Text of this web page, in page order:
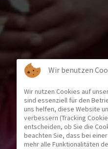
Wir benutzen
Wir nutzen Cookies auf
sind essenziell für den
uns helfen, diese Website
verbessern (Tracking
entscheiden, ob Sie die
beachten Sie, dass bei
mehr alle Funktionalitäten